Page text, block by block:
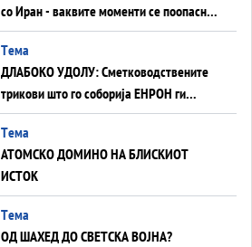
со Иран - ваквите моменти се поопасни
од отворените закани
Tема
ДЛАБОКО УДОЛУ: Сметководствените
трикови што го соборија ЕНРОН ги
применуваат гигантите за ВИ
Tема
АТОМСКО ДОМИНО НА БЛИСКИОТ
ИСТОК
Tема
ОД ШАХЕД ДО СВЕТСКА ВОЈНА?